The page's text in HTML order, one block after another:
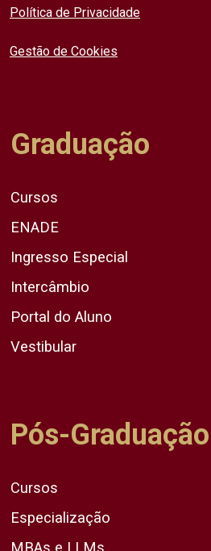
Política de Privacidade
Gestão de Cookies
Graduação
Cursos
ENADE
Ingresso Especial
Intercâmbio
Portal do Aluno
Vestibular
Pós-Graduação
Cursos
Especialização